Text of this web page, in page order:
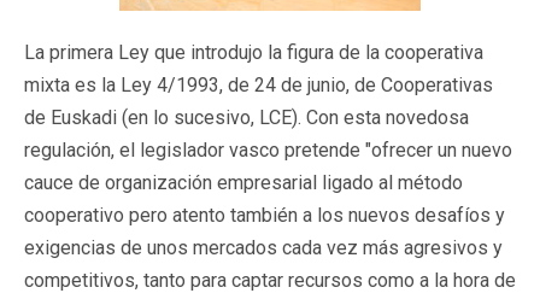
La primera Ley que introdujo la figura de la cooperativa
mixta es la Ley 4/1993, de 24 de junio, de Cooperativas
de Euskadi (en lo sucesivo, LCE). Con esta novedosa
regulación, el legislador vasco pretende "ofrecer un nuevo
cauce de organización empresarial ligado al método
cooperativo pero atento también a los nuevos desafíos y
exigencias de unos mercados cada vez más agresivos y
competitivos, tanto para captar recursos como a la hora de